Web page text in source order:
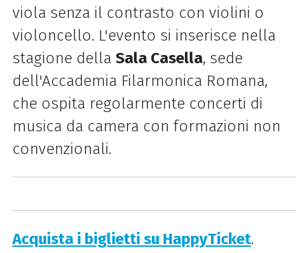
viola senza il contrasto con violini o
violoncello. L'evento si inserisce nella
stagione della Sala Casella, sede
dell'Accademia Filarmonica Romana,
che ospita regolarmente concerti di
musica da camera con formazioni non
convenzionali.
Acquista i biglietti su HappyTicket.